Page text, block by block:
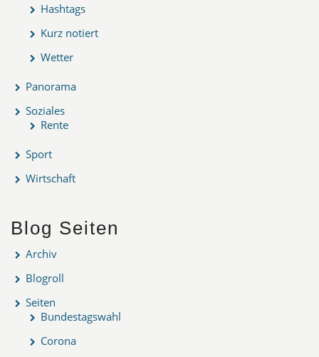
Hashtags
Kurz notiert
Wetter
Panorama
Soziales
Rente
Sport
Wirtschaft
Blog Seiten
Archiv
Blogroll
Seiten
Bundestagswahl
Corona